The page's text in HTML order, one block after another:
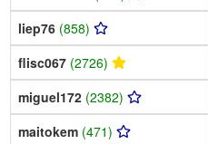
liep76 (858)
flisc067 (2726)
miguel172 (2382)
maitokem (471)